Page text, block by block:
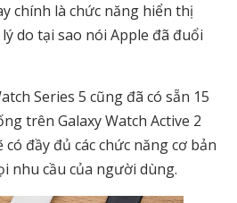
chính là chức năng hiển thị
do tại sao nói Apple đã đuổi
Series 5 cũng đã có sẵn 15
trên Galaxy Watch Active 2
có đầy đủ các chức năng cơ bản
nhu cầu của người dùng.